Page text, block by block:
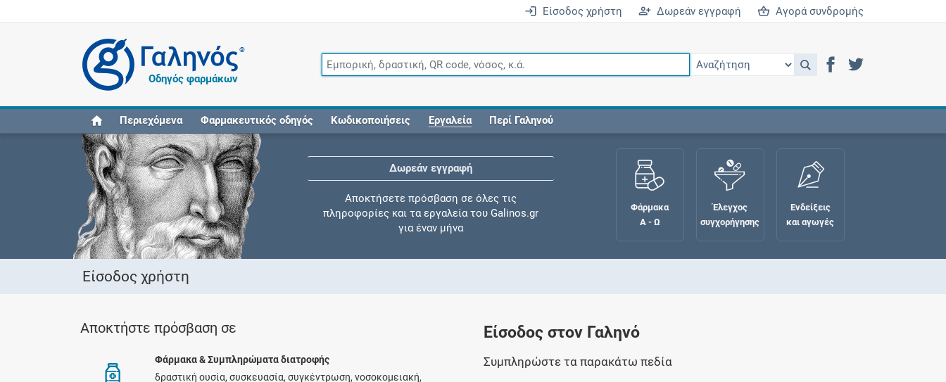
Είσοδος χρήστη Δωρεάν εγγραφή Αγορά συνδρομής
®
Οδηγός φαρμάκων
Περιεχόμενα Φαρμακευτικός οδηγός Κωδικοποιήσεις Εργαλεία Περί Γαληνού
Δωρεάν εγγραφή
Αποκτήσετε πρόσβαση σε όλες τις
πληροφορίες και τα εργαλεία του Galinos.gr
για έναν μήνα
Ελέγξτε την αγωγή σας για αντενδείξεις και
Φάρμακα
Α - Ω
Έλεγχος
συγχορήγησης
Ενδείξεις
και αγωγές
Είσοδος χρήστη
Αποκτήστε πρόσβαση σε
Φάρμακα & Συμπληρώματα διατροφής
δραστική ουσία, συσκευασία, συγκέντρωση, νοσοκομειακή,
Είσοδος στον Γαληνό
Συμπληρώστε τα παρακάτω πεδία